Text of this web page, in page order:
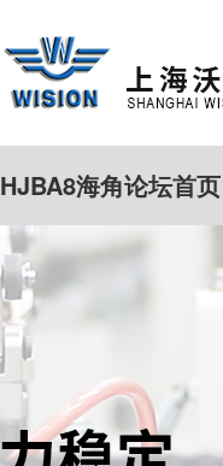
HJBA8海角论坛首页
特殊定制 客